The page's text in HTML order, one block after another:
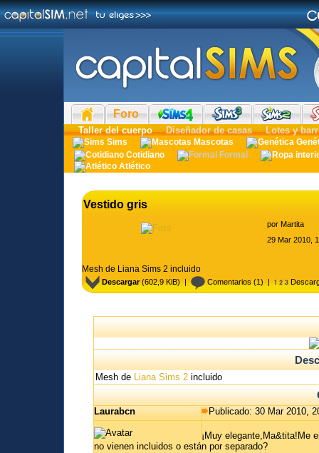
Foro
Taller del cuerpo Diseñador de casas Lotes y
Sims Mascotas
Cotidiano
Formal
Atlético
Vestido gris
por Martita
29 Mar 2010,
Mesh de Liana Sims 2 incluido
Descargar(602,9 KiB) | Comentarios (1) |
Mesh de Liana Sims 2incluido
Laurabcn Publicado: 30 Mar 2010,
¡Muy elegante,Ma&tita!Me
no vienen incluidos o están por separado?